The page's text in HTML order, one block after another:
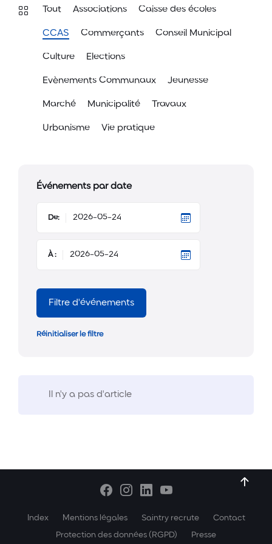
Tout Associations Caisse des écoles
CCAS Commerçants Conseil Municipal
Culture Elections
Evènements Communaux Jeunesse
Marché Municipalité Travaux
Urbanisme Vie pratique
Événements par date
De:
À :
Filtre d'événements
Réinitialiser le filtre
Il n'y a pas d'article
Index Mentions légales Saintry recrute
Contact
Protection des données (RGPD)
Presse